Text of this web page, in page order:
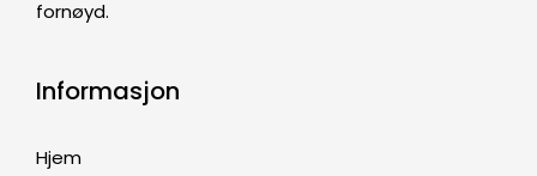
fornøyd.
Informasjon
Hjem